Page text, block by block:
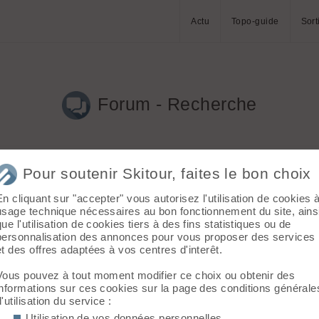
Actu Topo-guide
Forum - Recherche
(St_Pierre le 04.02.2021 à 14:00)
en conditions faciles ( printemps ) dans des prairies ou
que ça ne partira pas et que ça part quand même Te
Pour soutenir Skitour, faites le bon choix
cliquant sur "accepter" vous autorisez l'utilisation de cookies à
technique nécessaires au bon fonctionnement du site,
l'utilisation de cookies tiers à des fins statistiques ou de
des annonces pour vous proposer des services
des offres adaptées à vos centres d'interêt.
pouvez à tout moment modifier ce choix ou obtenir des
sur ces cookies sur la page des conditions
du service :